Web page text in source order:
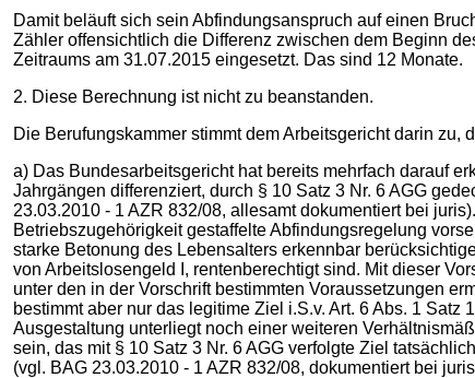
Damit beläuft sich sein Abfindungsanspruch auf einen
Zähler offensichtlich die Differenz zwischen dem Beginn
Zeitraums am 31.07.2015 eingesetzt. Das sind 12 Monate.
2. Diese Berechnung ist nicht zu beanstanden.
Die Berufungskammer stimmt dem Arbeitsgericht darin
a) Das Bundesarbeitsgericht hat bereits mehrfach darauf
Jahrgängen differenziert, durch § 10 Satz 3 Nr. 6 AGG
23.03.2010 - 1 AZR 832/08, allesamt dokumentiert bei
Betriebszugehörigkeit gestaffelte Abfindungsregelung
starke Betonung des Lebensalters erkennbar
von Arbeitslosengeld I, rentenberechtigt sind. Mit dieser
unter den in der Vorschrift bestimmten Voraussetzungen
bestimmt aber nur das legitime Ziel i.S.v. Art. 6 Abs. 1
Ausgestaltung unterliegt noch einer weiteren
sein, das mit § 10 Satz 3 Nr. 6 AGG verfolgte Ziel
(vgl. BAG 23.03.2010 - 1 AZR 832/08, dokumentiert bei